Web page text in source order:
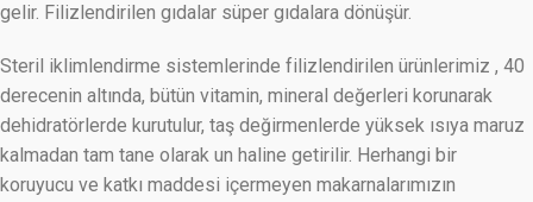
gelir. Filizlendirilen gıdalar süper gıdalara dönüşür.
Steril iklimlendirme sistemlerinde filizlendirilen ürünlerimiz , 40
derecenin altında, bütün vitamin, mineral değerleri korunarak
dehidratörlerde kurutulur, taş değirmenlerde yüksek ısıya maruz
kalmadan tam tane olarak un haline getirilir. Herhangi bir
koruyucu ve katkı maddesi içermeyen makarnalarımızın